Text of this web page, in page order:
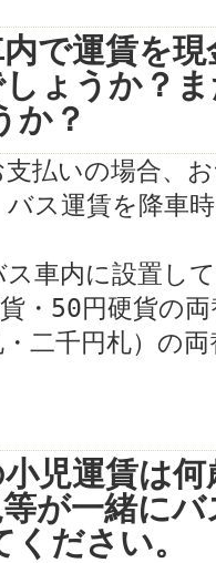
で運賃を
ょうか？
か？
払いの場合、
ス運賃を降車
ス車内に設置し
・50円硬貨の
二千円札）の
児運賃は
が一緒に
ださい。